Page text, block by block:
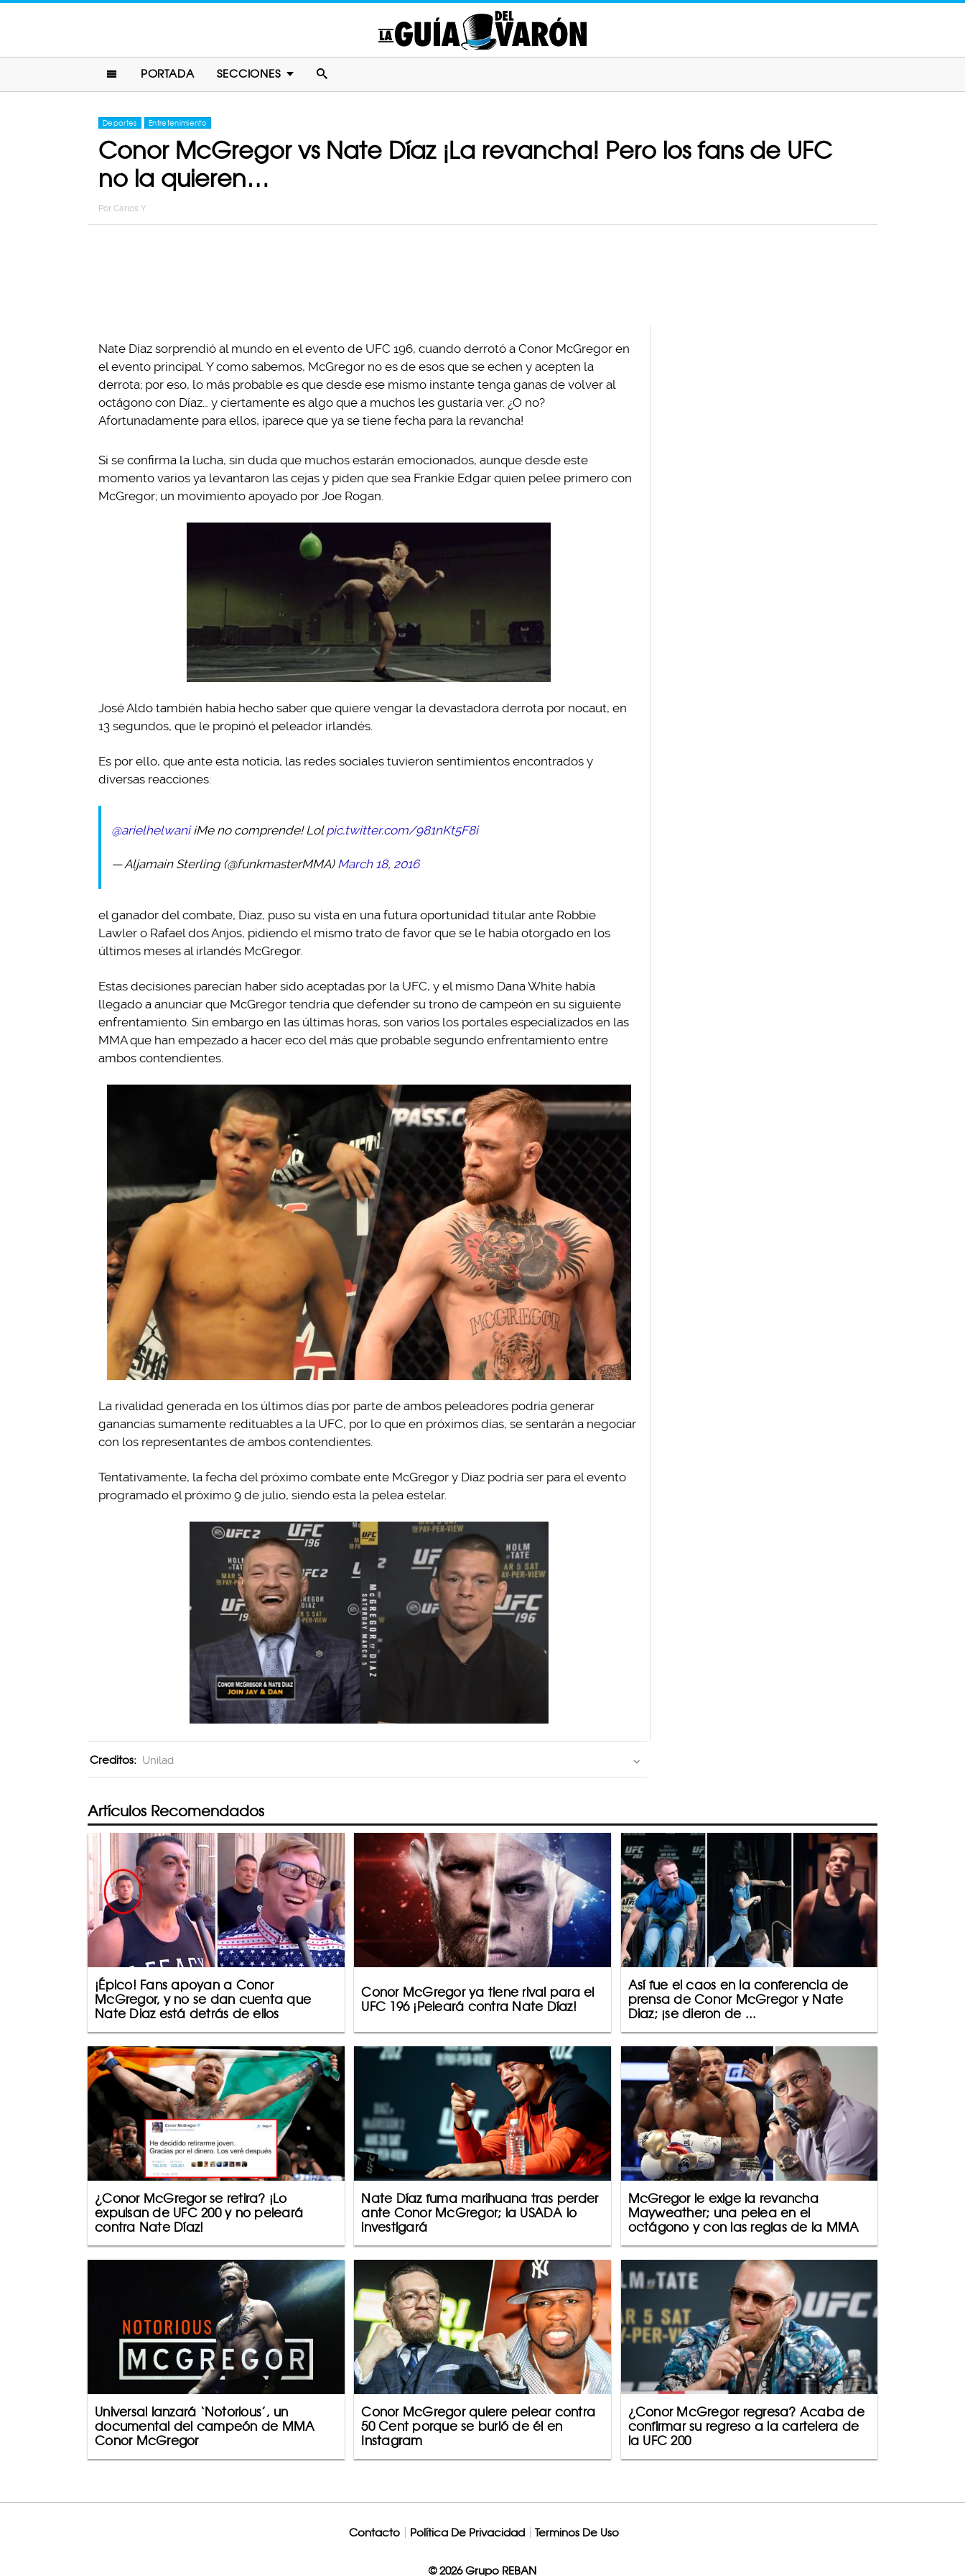
PORTADA SECCIONES
Deportes Entretenimiento
Conor McGregor vs Nate Díaz ¡La revancha! Pero los fans de UFC
no la quieren…
Por Carlos Y
Nate Díaz sorprendió al mundo en el evento de UFC 196, cuando derrotó a Conor McGregor en
el evento principal. Y como sabemos, McGregor no es de esos que se echen y acepten la
derrota; por eso, lo más probable es que desde ese mismo instante tenga ganas de volver al
octágono con Díaz… y ciertamente es algo que a muchos les gustaría ver. ¿O no?
Afortunadamente para ellos, ¡parece que ya se tiene fecha para la revancha!
Si se confirma la lucha, sin duda que muchos estarán emocionados, aunque desde este
momento varios ya levantaron las cejas y piden que sea Frankie Edgar quien pelee primero con
McGregor; un movimiento apoyado por Joe Rogan.
José Aldo también había hecho saber que quiere vengar la devastadora derrota por nocaut, en
13 segundos, que le propinó el peleador irlandés.
Es por ello, que ante esta noticia, las redes sociales tuvieron sentimientos encontrados y
diversas reacciones:
@arielhelwani¡Me no comprende! Lolpic.twitter.com/981nKt5F8i
— Aljamain Sterling (@funkmasterMMA) March 18, 2016
el ganador del combate, Diaz, puso su vista en una futura oportunidad titular ante Robbie
Lawler o Rafael dos Anjos, pidiendo el mismo trato de favor que se le había otorgado en los
últimos meses al irlandés McGregor.
Estas decisiones parecían haber sido aceptadas por la UFC, y el mismo Dana White había
llegado a anunciar que McGregor tendría que defender su trono de campeón en su siguiente
enfrentamiento. Sin embargo en las últimas horas, son varios los portales especializados en las
MMA que han empezado a hacer eco del más que probable segundo enfrentamiento entre
ambos contendientes.
La rivalidad generada en los últimos días por parte de ambos peleadores podría generar
ganancias sumamente redituables a la UFC, por lo que en próximos días, se sentarán a negociar
con los representantes de ambos contendientes.
Tentativamente, la fecha del próximo combate ente McGregor y Diaz podría ser para el evento
programado el próximo 9 de julio, siendo esta la pelea estelar.
Creditos: Unilad
Artículos Recomendados
¡Épico! Fans apoyan a Conor
McGregor, y no se dan cuenta que
Nate Diaz está detrás de ellos
Conor McGregor ya tiene rival para el
UFC 196 ¡Peleará contra Nate Díaz!
Así fue el caos en la conferencia de
prensa de Conor McGregor y Nate
Diaz; ¡se dieron de ...
¿Conor McGregor se retira? ¡Lo
expulsan de UFC 200 y no peleará
contra Nate Díaz!
Nate Díaz fuma marihuana tras perder
ante Conor McGregor; la USADA lo
investigará
McGregor le exige la revancha
Mayweather; una pelea en el
octágono y con las reglas de la MMA
Universal lanzará ‘Notorious’, un
documental del campeón de MMA
Conor McGregor
Conor McGregor quiere pelear contra
50 Cent porque se burló de él en
Instagram
¿Conor McGregor regresa? Acaba de
confirmar su regreso a la cartelera de
la UFC 200
Contacto Política De Privacidad Terminos De Uso
© 2026 Grupo REBAN